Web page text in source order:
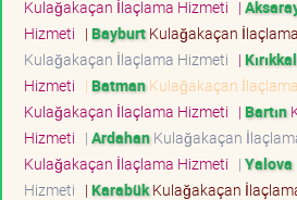
Kulağakaçan İlaçlama Hizmeti |
Hizmeti | BayburtKulağakaçan
Kulağakaçan İlaçlama Hizmeti |
Hizmeti | BatmanKulağakaçan
Kulağakaçan İlaçlama Hizmeti | Bartın
Hizmeti | ArdahanKulağakaçan
Kulağakaçan İlaçlama Hizmeti | Yalova
Hizmeti | KarabükKulağakaçan